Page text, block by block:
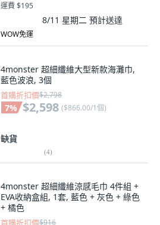
運費 $195
8/11 星期二 預計送達
WOW免運
4monster 超細纖維大型新款海灘巾,
藍色波浪, 3個
首購折扣價$2,798
7% $2,598 ($866.00/1個)
缺貨
(4)
4monster 超細纖維涼感毛巾 4件組 +
EVA收納盒組, 1套, 藍色 + 灰色 + 綠色
+ 橘色
首購折扣價$916